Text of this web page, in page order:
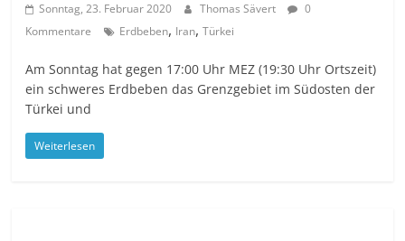
Sonntag, 23. Februar 2020 Thomas Sävert
0
Kommentare
Erdbeben, Iran,Türkei
Am Sonntag hat gegen 17:00 Uhr MEZ (19:30 Uhr Ortszeit)
ein schweres Erdbeben das Grenzgebiet im Südosten der
Türkei und
Weiterlesen